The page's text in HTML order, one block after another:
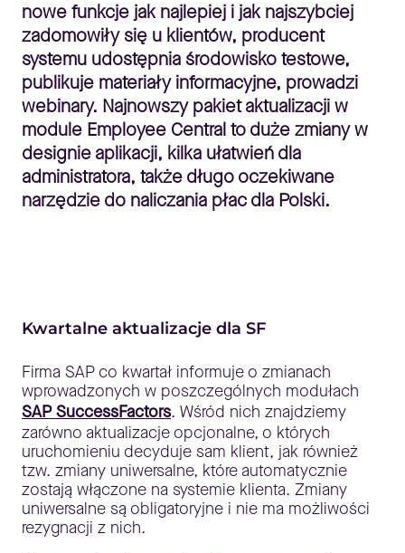
nowe funkcje jak najlepiej i jak najszybciej
zadomowiły się u klientów, producent
systemu udostępnia środowisko testowe,
publikuje materiały informacyjne, prowadzi
webinary. Najnowszy pakiet aktualizacji w
module Employee Central to duże zmiany w
designie aplikacji, kilka ułatwień dla
administratora, także długo oczekiwane
narzędzie do naliczania płac dla Polski.
Kwartalne aktualizacje dla SF
Firma SAP co kwartał informuje o zmianach
wprowadzonych w poszczególnych modułach
SAP SuccessFactors. Wśród nich znajdziemy
zarówno aktualizacje opcjonalne, o których
uruchomieniu decyduje sam klient, jak również
tzw. zmiany uniwersalne, które automatycznie
zostają włączone na systemie klienta. Zmiany
uniwersalne są obligatoryjne i nie ma możliwości
rezygnacji z nich.